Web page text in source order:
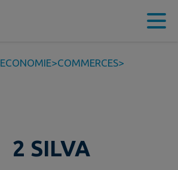
ECONOMIE>COMMERCES>
2 SILVA